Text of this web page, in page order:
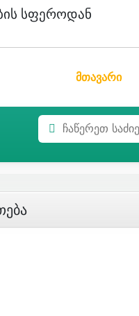
Სფეროდან
მთავარი